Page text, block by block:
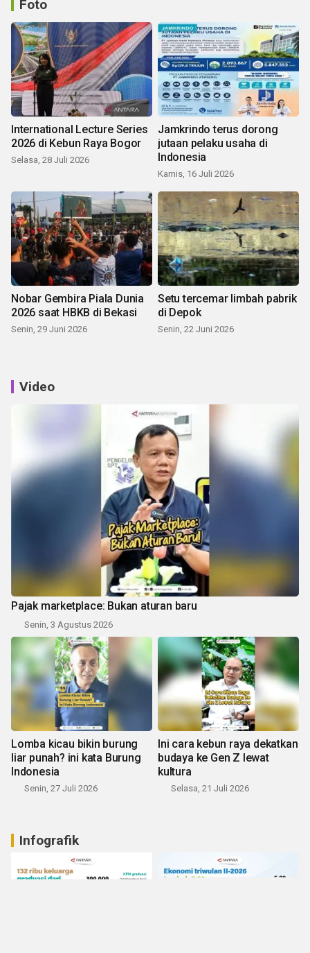
Foto
International Lecture Series
2026 di Kebun Raya Bogor
Selasa, 28 Juli 2026
Jamkrindo terus dorong
jutaan pelaku usaha di
Indonesia
Kamis, 16 Juli 2026
Nobar Gembira Piala Dunia
2026 saat HBKB di Bekasi
Senin, 29 Juni 2026
Setu tercemar limbah pabrik
di Depok
Senin, 22 Juni 2026
Video
Pajak marketplace: Bukan aturan baru
Senin, 3 Agustus 2026
Lomba kicau bikin burung
liar punah? ini kata Burung
Indonesia
Senin, 27 Juli 2026
Ini cara kebun raya dekatkan
budaya ke Gen Z lewat
kultura
Selasa, 21 Juli 2026
Infografik